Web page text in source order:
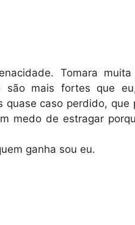
Tomara muita
são mais fortes que
quase caso perdido, que
medo de estragar
ganha sou eu.